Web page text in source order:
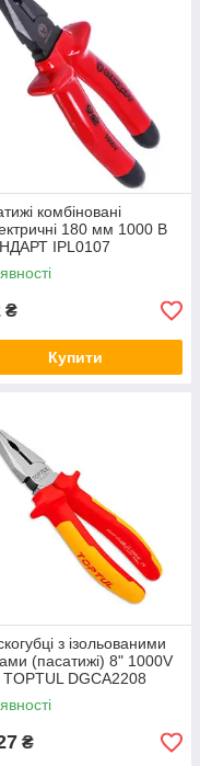
комбіновані
180 мм 1000 В
IPL0107
₴
Купити
з ізольованими
(пасатижі) 8" 1000V
TOPTUL DGCA2208
₴